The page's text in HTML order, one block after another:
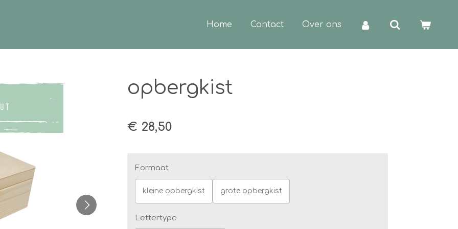
Home Contact Over ons
opbergkist
€ 28,50
Formaat
kleine opbergkist grote opbergkist
Lettertype